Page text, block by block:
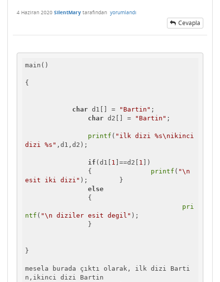
4 Haziran 2020 SilentMary tarafından yorumlandı
Cevapla
main()
{
char d1[] = "Bartin" ;
char d2[] = "Bartin" ;
printf ( "ilk dizi %s\nikinci
dizi %s" ,d1,d2);
if (d1[ 1 ]==d2[ 1 ])
printf ( "\n
esit iki dizi" );	}
else
pri
ntf ( "\n diziler esit degil" );
}
mesela burada çıktı olarak, ilk dizi Barti
n,ikinci dizi Bartin